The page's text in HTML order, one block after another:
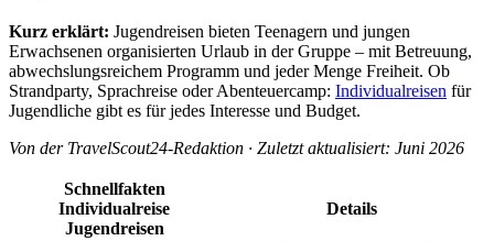
Kurz erklärt: Jugendreisen bieten Teenagern und jungen
Erwachsenen organisierten Urlaub in der Gruppe – mit Betreuung,
abwechslungsreichem Programm und jeder Menge Freiheit. Ob
Strandparty, Sprachreise oder Abenteuercamp: Individualreisen für
Jugendliche gibt es für jedes Interesse und Budget.
Von der TravelScout24-Redaktion · Zuletzt aktualisiert: Juni 2026
Schnellfakten
Individualreise
Jugendreisen
Details